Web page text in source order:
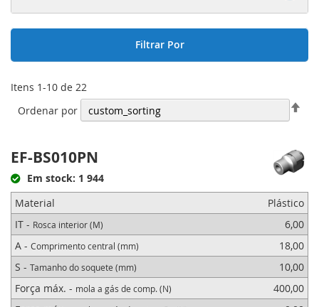
Filtrar Por
Itens 1-10 de 22
Ordenar por
EF-BS010PN
Em stock: 1 944
Material
Plástico
IT - Rosca interior (M)
6,00
A - Comprimento central (mm)
18,00
S - Tamanho do soquete (mm)
10,00
Força máx. - mola a gás de comp. (N)
400,00